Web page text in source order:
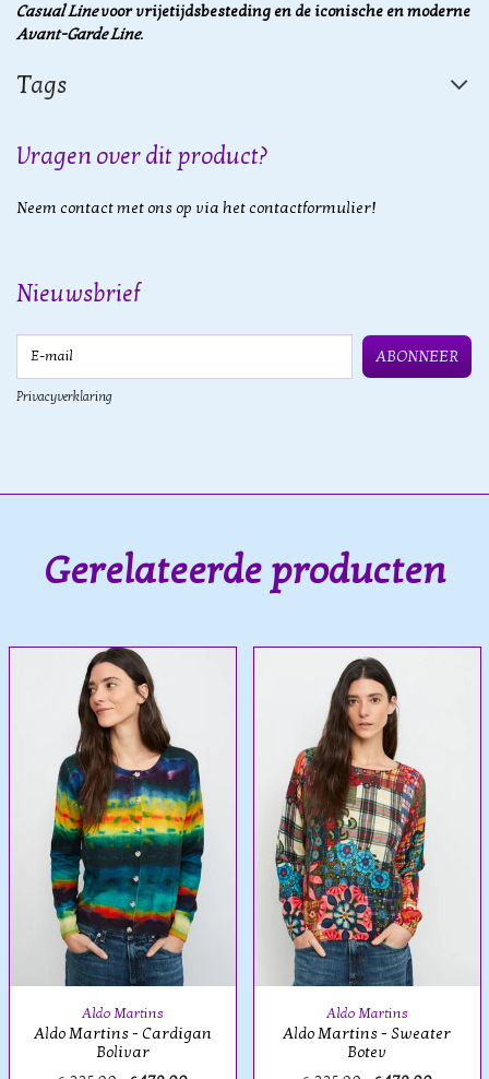
Casual Linevoor vrijetijdsbesteding en de iconische en moderne
Avant-Garde Line.
Tags
Vragen over dit product?
Neem contact met ons op via het contactformulier!
Nieuwsbrief
ABONNEER
Privacyverklaring
Gerelateerde producten
Aldo Martins
Aldo Martins - Cardigan
Bolivar
Aldo Martins
Aldo Martins - Sweater
Botev